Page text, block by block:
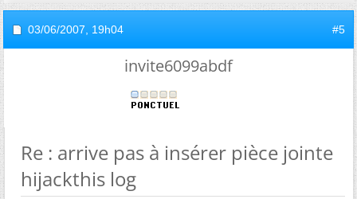
03/06/2007, 19h04 #5
invite6099abdf
Re : arrive pas à insérer pièce jointe
hijackthis log